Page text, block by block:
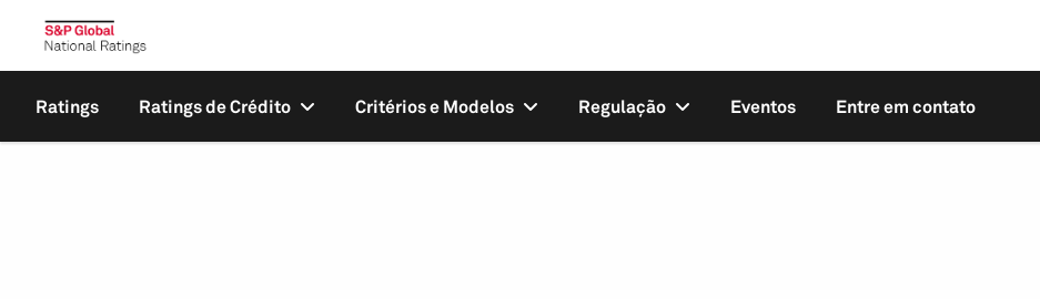
Ratings Ratings de Crédito Critérios e Modelos Regulação Eventos Entre em contato